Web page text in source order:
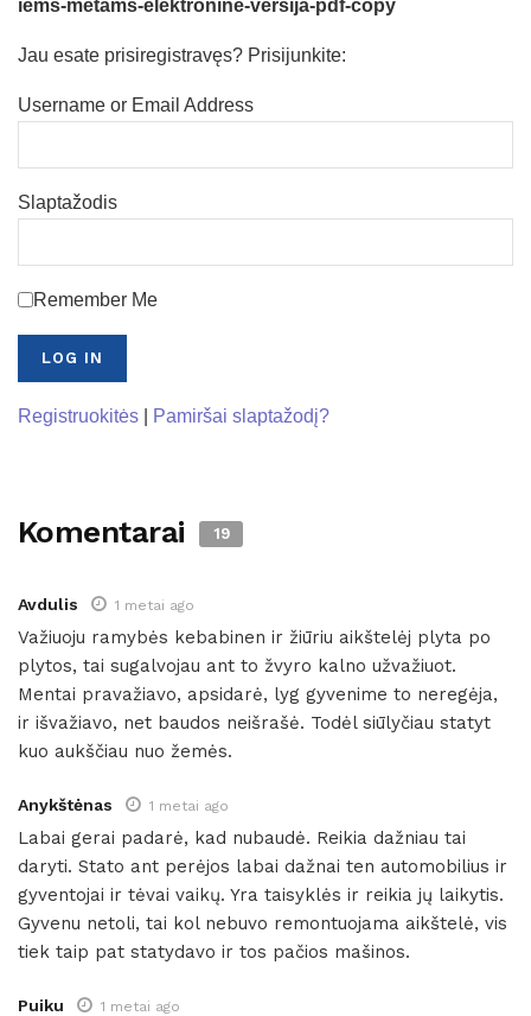
iems-metams-elektronine-versija-pdf-copy
Jau esate prisiregistravęs? Prisijunkite:
Username or Email Address
Slaptažodis
Remember Me
Registruokitės Pamiršai slaptažodį?
Komentarai 19
Avdulis 1 metai ago
Važiuoju ramybės kebabinen ir žiūriu aikštelėj plyta po
plytos, tai sugalvojau ant to žvyro kalno užvažiuot.
Mentai pravažiavo, apsidarė, lyg gyvenime to neregėja,
ir išvažiavo, net baudos neišrašė. Todėl siūlyčiau statyt
kuo aukščiau nuo žemės.
Anykštėnas 1 metai ago
Labai gerai padarė, kad nubaudė. Reikia dažniau tai
daryti. Stato ant perėjos labai dažnai ten automobilius ir
gyventojai ir tėvai vaikų. Yra taisyklės ir reikia jų laikytis.
Gyvenu netoli, tai kol nebuvo remontuojama aikštelė, vis
tiek taip pat statydavo ir tos pačios mašinos.
Puiku 1 metai ago